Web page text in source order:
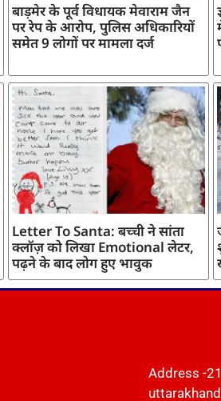
बाड़मेर के पूर्व विधायक मेवाराम जैन
पर रेप के आरोप, पुलिस अधिकारियों
समेत 9 लोगों पर मामला दर्ज
Letter To Santa: बच्ची ने सांता
क्लॉज़ को लिखा Emotional लेटर,
पढ़ने के बाद लोग हुए भावुक
Address -
uttarakhand